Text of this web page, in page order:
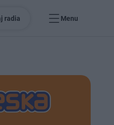
radia Menu